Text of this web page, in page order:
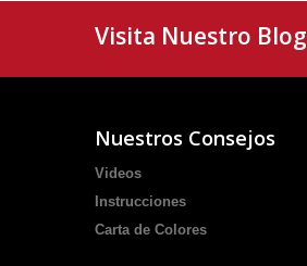
Visita Nuestro Blog
Nuestros Consejos
Videos
Instrucciones
Carta de Colores